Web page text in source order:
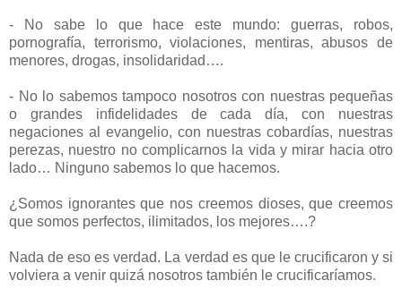
- No sabe lo que hace este mundo: guerras, robos,
pornografía, terrorismo, violaciones, mentiras, abusos de
menores, drogas, insolidaridad….
- No lo sabemos tampoco nosotros con nuestras pequeñas
o grandes infidelidades de cada día, con nuestras
negaciones al evangelio, con nuestras cobardías, nuestras
perezas, nuestro no complicarnos la vida y mirar hacia otro
lado… Ninguno sabemos lo que hacemos.
¿Somos ignorantes que nos creemos dioses, que creemos
que somos perfectos, ilimitados, los mejores….?
Nada de eso es verdad. La verdad es que le crucificaron y si
volviera a venir quizá nosotros también le crucificaríamos.